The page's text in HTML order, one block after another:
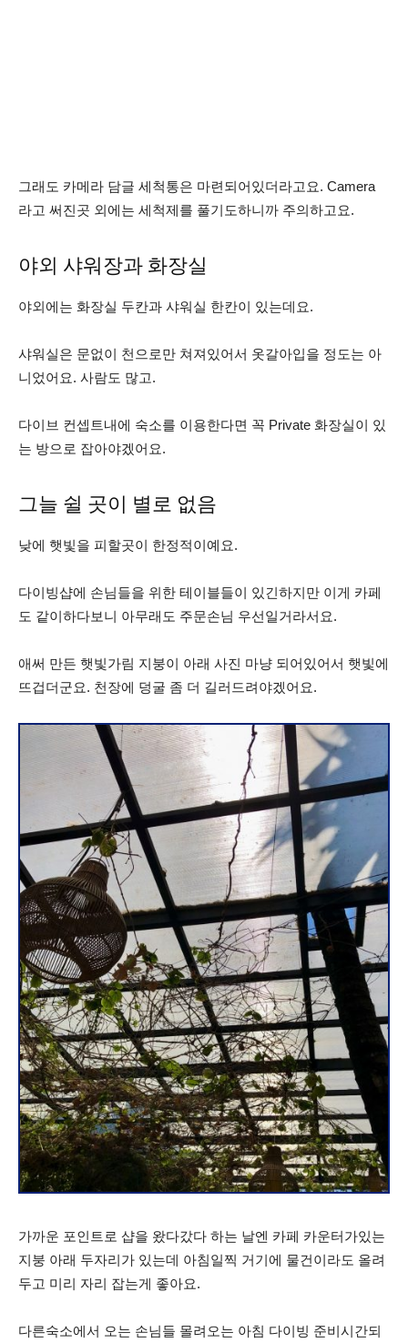
그래도 카메라 담글 세척통은 마련되어있더라고요. Camera
라고 써진곳 외에는 세척제를 풀기도하니까 주의하고요.
야외 샤워장과 화장실
야외에는 화장실 두칸과 샤워실 한칸이 있는데요.
샤워실은 문없이 천으로만 쳐져있어서 옷갈아입을 정도는 아
니었어요. 사람도 많고.
다이브 컨셉트내에 숙소를 이용한다면 꼭 Private 화장실이 있
는 방으로 잡아야겠어요.
그늘 쉴 곳이 별로 없음
낮에 햇빛을 피할곳이 한정적이예요.
다이빙샵에 손님들을 위한 테이블들이 있긴하지만 이게 카페
도 같이하다보니 아무래도 주문손님 우선일거라서요.
애써 만든 햇빛가림 지붕이 아래 사진 마냥 되어있어서 햇빛에
뜨겁더군요. 천장에 덩굴 좀 더 길러드려야겠어요.
가까운 포인트로 샵을 왔다갔다 하는 날엔 카페 카운터가있는
지붕 아래 두자리가 있는데 아침일찍 거기에 물건이라도 올려
두고 미리 자리 잡는게 좋아요.
다른숙소에서 오는 손님들 몰려오는 아침 다이빙 준비시간되